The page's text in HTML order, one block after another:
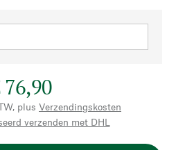
76,90
plus Verzendingskosten
verzenden met DHL